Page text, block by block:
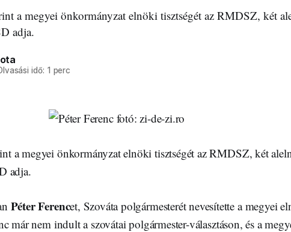
a megyei önkormányzat elnöki tisztségét az RMDSZ, két
adja.
idő: 1 perc
a megyei önkormányzat elnöki tisztségét az RMDSZ, két
adja.
Péter Ferencet, Szováta polgármesterét nevesítette a megyei
már nem indult a szovátai polgármester-választáson, és a